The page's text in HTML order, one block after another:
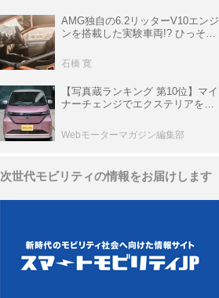
AMG独自の6.2リッターV10エンジ
ンを搭載した実験車両!? ひっそり
P900 プロトタイプ」とは
石橋 寛
【写真蔵ランキング 第10位】マイ
ナーチェンジでエクステリアを刷
クラ」
Webモーターマガジン編集部
次世代モビリティの情報をお届けします